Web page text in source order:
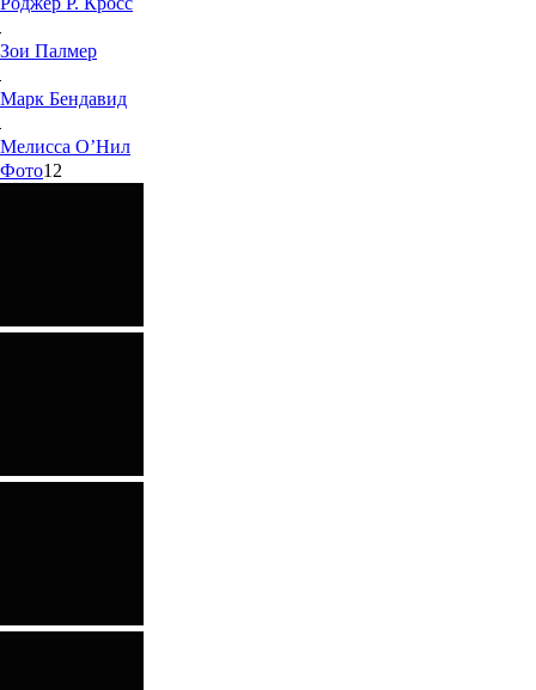
Зои Палмер
Марк Бендавид
Мелисса О’Нил
Фото12